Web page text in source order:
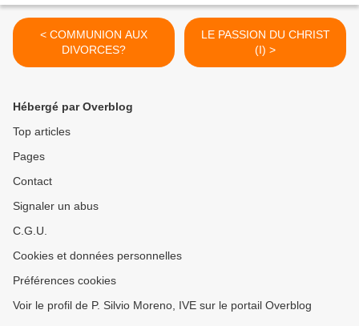
< COMMUNION AUX
DIVORCES?
LE PASSION DU CHRIST
(I) >
Hébergé par Overblog
Top articles
Pages
Contact
Signaler un abus
C.G.U.
Cookies et données personnelles
Préférences cookies
Voir le profil de P. Silvio Moreno, IVE sur le portail Overblog